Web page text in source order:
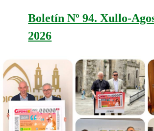
Boletín Nº 94. Xullo-
2026